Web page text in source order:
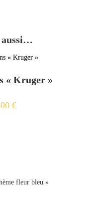
aussi…
« Kruger »
€